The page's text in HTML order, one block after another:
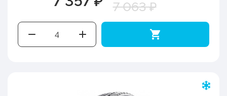
7 063 ₽